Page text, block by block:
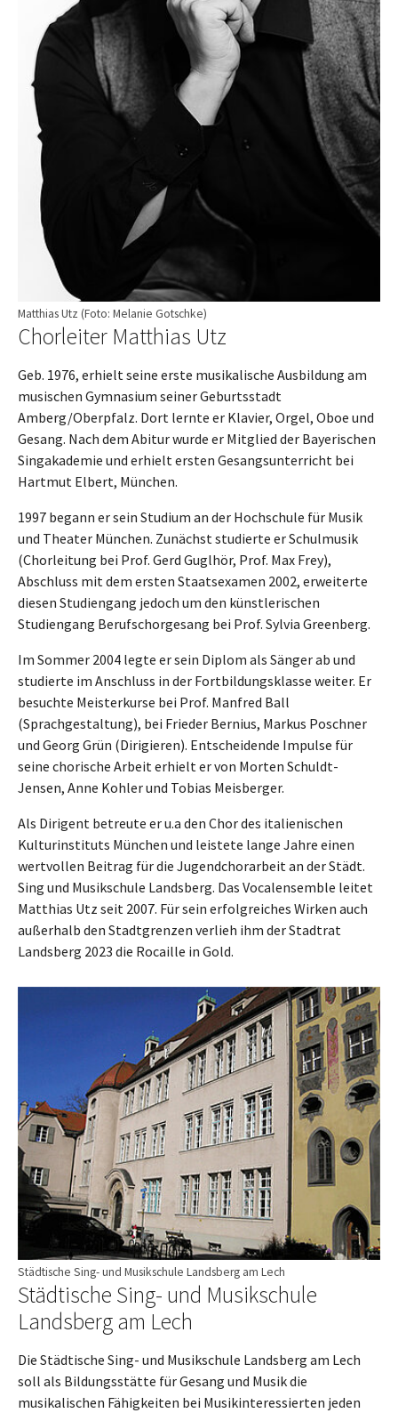
Matthias Utz (Foto: Melanie Gotschke)
Chorleiter Matthias Utz
Geb. 1976, erhielt seine erste musikalische Ausbildung am
musischen Gymnasium seiner Geburtsstadt
Amberg/Oberpfalz. Dort lernte er Klavier, Orgel, Oboe und
Gesang. Nach dem Abitur wurde er Mitglied der Bayerischen
Singakademie und erhielt ersten Gesangsunterricht bei
Hartmut Elbert, München.
1997 begann er sein Studium an der Hochschule für Musik
und Theater München. Zunächst studierte er Schulmusik
(Chorleitung bei Prof. Gerd Guglhör, Prof. Max Frey),
Abschluss mit dem ersten Staatsexamen 2002, erweiterte
diesen Studiengang jedoch um den künstlerischen
Studiengang Berufschorgesang bei Prof. Sylvia Greenberg.
Im Sommer 2004 legte er sein Diplom als Sänger ab und
studierte im Anschluss in der Fortbildungsklasse weiter. Er
besuchte Meisterkurse bei Prof. Manfred Ball
(Sprachgestaltung), bei Frieder Bernius, Markus Poschner
und Georg Grün (Dirigieren). Entscheidende Impulse für
seine chorische Arbeit erhielt er von Morten Schuldt-
Jensen, Anne Kohler und Tobias Meisberger.
Als Dirigent betreute er u.a den Chor des italienischen
Kulturinstituts München und leistete lange Jahre einen
wertvollen Beitrag für die Jugendchorarbeit an der Städt.
Sing und Musikschule Landsberg. Das Vocalensemble leitet
Matthias Utz seit 2007. Für sein erfolgreiches Wirken auch
außerhalb den Stadtgrenzen verlieh ihm der Stadtrat
Landsberg 2023 die Rocaille in Gold.
Städtische Sing- und Musikschule Landsberg am Lech
Städtische Sing- und Musikschule
Landsberg am Lech
Die Städtische Sing- und Musikschule Landsberg am Lech
soll als Bildungsstätte für Gesang und Musik die
musikalischen Fähigkeiten bei Musikinteressierten jeden